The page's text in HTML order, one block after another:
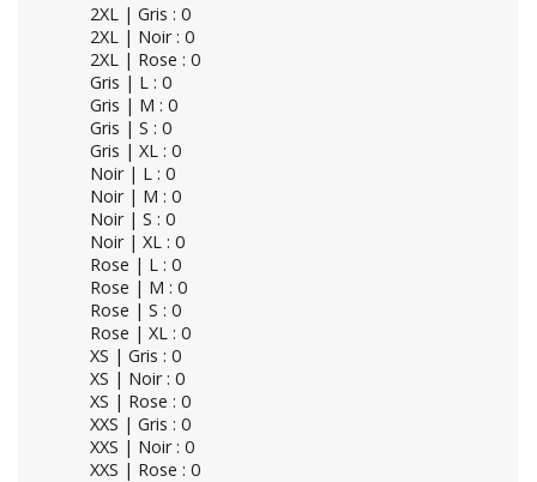
2XL | Gris : 0
2XL | Noir : 0
2XL | Rose : 0
Gris | L : 0
Gris | M : 0
Gris | S : 0
Gris | XL : 0
Noir | L : 0
Noir | M : 0
Noir | S : 0
Noir | XL : 0
Rose | L : 0
Rose | M : 0
Rose | S : 0
Rose | XL : 0
XS | Gris : 0
XS | Noir : 0
XS | Rose : 0
XXS | Gris : 0
XXS | Noir : 0
XXS | Rose : 0